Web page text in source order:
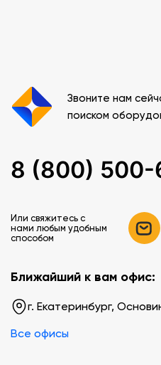
Звоните нам
поиском
8 (800) 500-
Или свяжитесь c
нами любым удобным
способом
Ближайший к вам офис:
г. Екатеринбург,
Все офисы